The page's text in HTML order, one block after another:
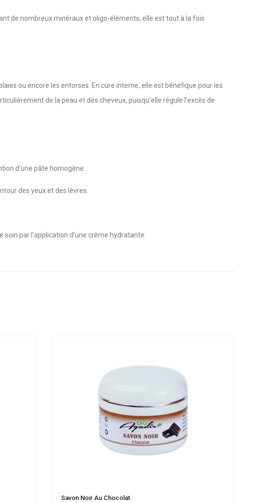
de nombreux minéraux et oligo-éléments, elle est tout à la fois
ou encore les entorses. En cure interne, elle est bénéfique pour les
de la peau et des cheveux, puisqu’elle régule l’excès de
d’une pâte homogène.
des yeux et des lèvres.
par l’application d’une crème hydratante.
Savon Noir Au Chocolat